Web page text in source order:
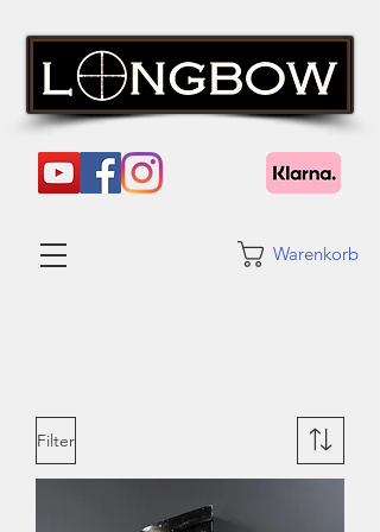
Warenkorb
Filter